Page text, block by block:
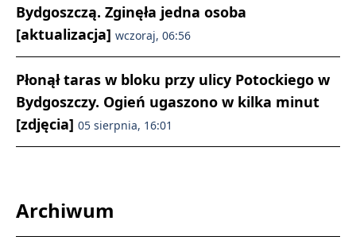
Bydgoszczą. Zginęła jedna osoba
[aktualizacja] wczoraj, 06:56
Płonął taras w bloku przy ulicy Potockiego w
Bydgoszczy. Ogień ugaszono w kilka minut
[zdjęcia] 05 sierpnia, 16:01
Archiwum